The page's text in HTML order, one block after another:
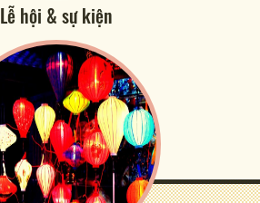
Lễ hội & sự kiện